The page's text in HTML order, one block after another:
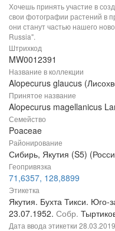
Хочешь принять участие в
свои фотографии растений в
они станут частью нашего
Russia".
Штрихкод
MW0012391
Название в коллекции
Alopecurus glaucus
Принятое название
Alopecurus magellanicus
Семейство
Poaceae
Районирование
Сибирь, Якутия (S5)
Геопривязка
71,6357, 128,8899
Этикетка
Якутия. Бухта Тикси. Юго-
23.07.1952. Собр.
Дата ввода этикетки 28.03.2019